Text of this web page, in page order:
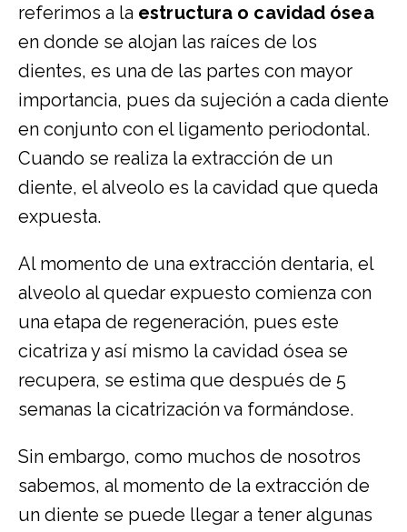
referimos a la estructura o cavidad ósea
en donde se alojan las raíces de los
dientes, es una de las partes con mayor
importancia, pues da sujeción a cada diente
en conjunto con el ligamento periodontal.
Cuando se realiza la extracción de un
diente, el alveolo es la cavidad que queda
expuesta.
Al momento de una extracción dentaria, el
alveolo al quedar expuesto comienza con
una etapa de regeneración, pues este
cicatriza y así mismo la cavidad ósea se
recupera, se estima que después de 5
semanas la cicatrización va formándose.
Sin embargo, como muchos de nosotros
sabemos, al momento de la extracción de
un diente se puede llegar a tener algunas